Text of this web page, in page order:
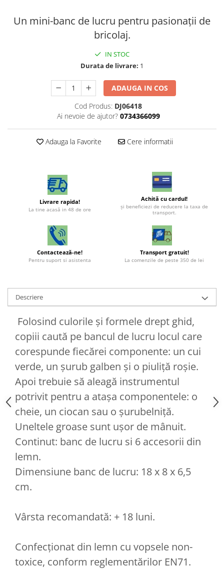
Un mini-banc de lucru pentru pasionații de
bricolaj.
IN STOC
Durata de livrare: 1
ADAUGA IN COS
Cod Produs: DJ06418
Ai nevoie de ajutor? 0734366099
Adauga la Favorite Cere informatii
Livrare rapida!
La tine acasă in 48 de ore
Achită cu cardul!
şi beneficiezi de reducere la taxa de
transport.
Contactează-ne!
Pentru suport si asistenta
Transport gratuit!
La comenzile de peste 350 de lei
Descriere
Folosind culorile și formele drept ghid,
copiii caută pe bancul de lucru locul care
corespunde fiecărei componente: un cui
verde, un șurub galben și o piuliță roșie.
Apoi trebuie să aleagă instrumentul
potrivit pentru a atașa componentele: o
cheie, un ciocan sau o șurubelniță.
Uneltele groase sunt ușor de mânuit.
Continut: banc de lucru si 6 accesorii din
lemn.
Dimensiune banc de lucru: 18 x 8 x 6,5
cm.
Vârsta recomandată: + 18 luni.
Confecționat din lemn cu vopsele non-
toxice, conform reglementărilor EN71.